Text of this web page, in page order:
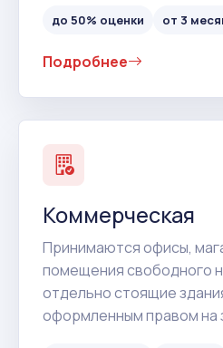
до 50% оценки от 3
Подробнее
Коммерческая
Принимаются офисы,
помещения свободного
отдельно стоящие
оформленным правом на